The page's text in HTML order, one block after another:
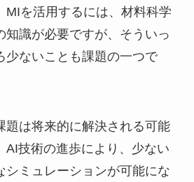
MIを活用するには、材料科学
知識が必要ですが、そういっ
少ないことも課題の一つで
題は将来的に解決される可能
AI技術の進歩により、少ない
シミュレーションが可能にな